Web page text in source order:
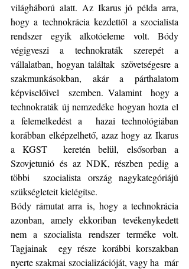
világháború alatt. Az Ikarus jó példa arra,
hogy a technokrácia kezdettől a szocialista
rendszer egyik alkotóeleme volt. Bódy
végigveszi a technokraták szerepét a
vállalatban, hogyan találtak  szövetségesre a
szakmunkásokban, akár a párthalatom
képviselőivel  szemben. Valamint  hogy a
technokraták új nemzedéke hogyan hozta el
a felemelkedést a  hazai technológiában
korábban elképzelhető, azaz hogy az Ikarus
a KGST  keretén belül, elsősorban a
Szovjetunió és az NDK, részben pedig a
többi  szocialista ország nagykategóriájú
szükségleteit kielégítse.
Bódy rámutat arra is, hogy a technokrácia
azonban, amely ekkoriban tevékenykedett
nem a szocialista rendszer terméke volt.
Tagjainak  egy része korábbi korszakban
nyerte szakmai szocializációját, vagy ha  már